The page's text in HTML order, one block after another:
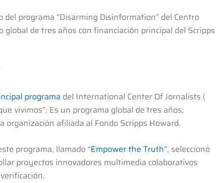
programa “Disarming Disinformation” del Centro
de tres años con financiación principal del Scripps
programa del International Center Of Jornalists (
vivimos”. Es un programa global de tres años,
organización afiliada al Fondo Scripps Howard.
programa, llamado “Empower the Truth”, seleccionó
proyectos innovadores multimedia colaborativos